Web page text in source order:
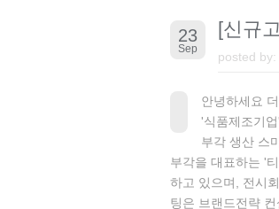
23
Sep
[신규
posted by:
안녕하세요
'식품제조기
부각 생산 스
부각을 대표하는 '
하고 있으며, 전시
팅은 브랜드전략